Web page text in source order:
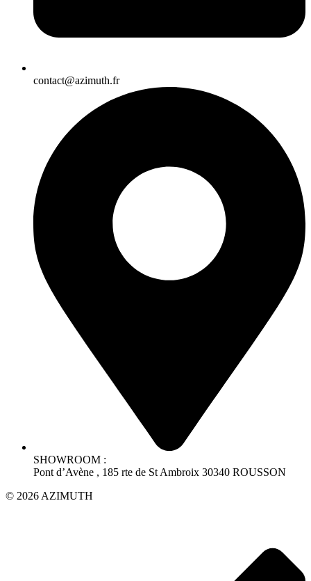
contact@azimuth.fr
SHOWROOM :
Pont d’Avène , 185 rte de St Ambroix 30340 ROUSSON
© 2026 AZIMUTH